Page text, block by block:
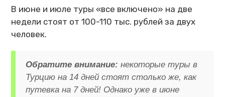
В июне и июле туры «все включено» на две
недели стоят от 100-110 тыс. рублей за двух
человек.
Обратите внимание: некоторые туры в
Турцию на 14 дней стоят столько же, как
путевка на 7 дней! Однако уже в июне